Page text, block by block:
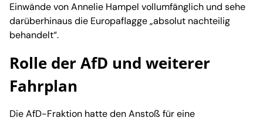
Einwände von Annelie Hampel vollumfänglich und sehe
darüberhinaus die Europaflagge „absolut nachteilig
behandelt“.
Rolle der AfD und weiterer
Fahrplan
Die AfD-Fraktion hatte den Anstoß für eine